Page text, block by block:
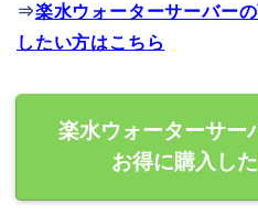
⇒楽水ウォーターサーバー
したい方はこちら
楽水ウォーターサー
お得に購入し